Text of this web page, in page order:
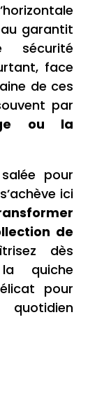
garantit
face
de ces
par
ou la
pour
ici
de
dès
quiche
pour